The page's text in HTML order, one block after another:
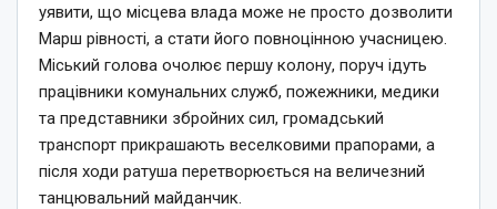
уявити, що місцева влада може не просто дозволити
Марш рівності, а стати його повноцінною учасницею.
Міський голова очолює першу колону, поруч ідуть
працівники комунальних служб, пожежники, медики
та представники збройних сил, громадський
транспорт прикрашають веселковими прапорами, а
після ходи ратуша перетворюється на величезний
танцювальний майданчик.